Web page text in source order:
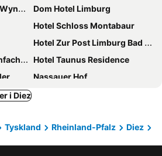
Dom Hotel Limburg
Hotel Schloss Montabaur
Hotel Zur Post Limburg Bad Camberg
Hotel Taunus Residence
Nassauer Hof
Hotel Amts-Apotheke
Hotel Montana Limburg
i Diez
Tyskland Rheinland-Pfalz
Diez